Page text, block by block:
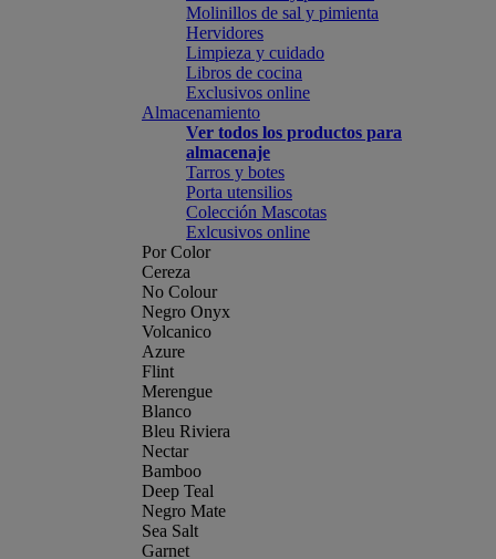
Molinillos de sal y pimienta
Hervidores
Limpieza y cuidado
Libros de cocina
Exclusivos online
Almacenamiento
Ver todos los productos para
almacenaje
Tarros y botes
Porta utensilios
Colección Mascotas
Exlcusivos online
Por Color
Cereza
No Colour
Negro Onyx
Volcanico
Azure
Flint
Merengue
Blanco
Bleu Riviera
Nectar
Bamboo
Deep Teal
Negro Mate
Sea Salt
Garnet